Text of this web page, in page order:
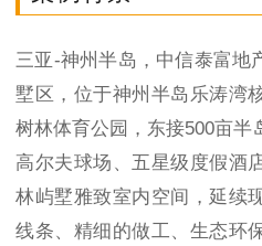
三亚-神州半岛，中信泰富地
墅区，位于神州半岛乐涛湾
树林体育公园，东接500亩半
高尔夫球场、五星级度假酒
林屿墅雅致室内空间，延续
线条、精细的做工、生态环